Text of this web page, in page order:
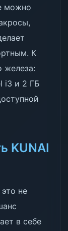
можно
К
железа:
i3 и 2 ГБ
KUNAI
не
в себе